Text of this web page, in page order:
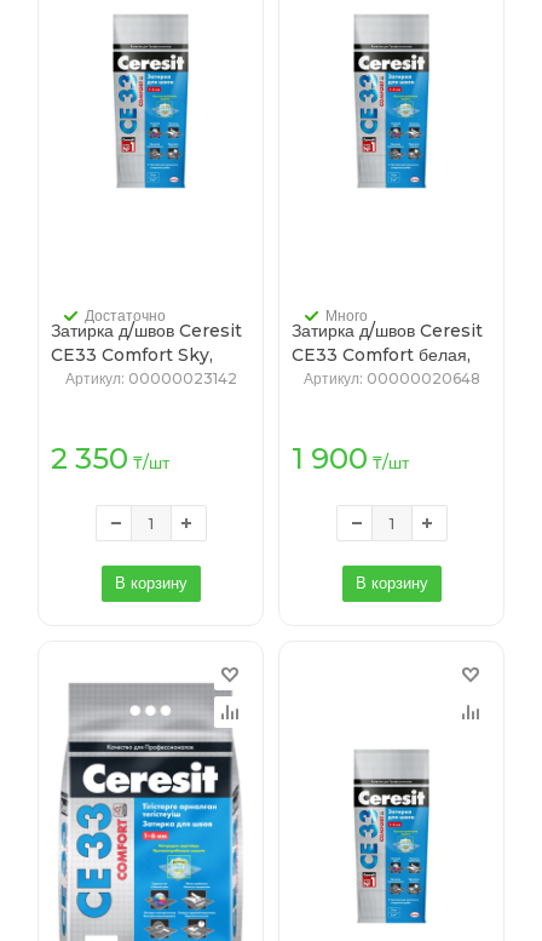
Затирка д/швов Ceresit
CE33 Comfort Sky,
2кг/12/
Достаточно
Артикул: 00000023142
2 350 ₸/шт
В корзину
Затирка д/швов Ceresit
CE33 Comfort белая,
2кг/12/
Много
Артикул: 00000020648
1 900 ₸/шт
В корзину